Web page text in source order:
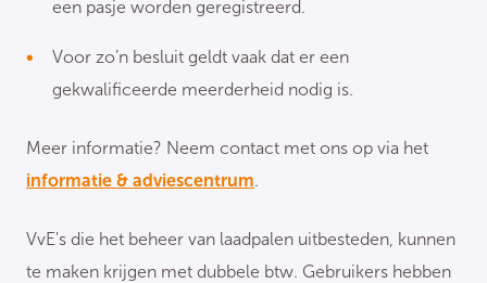
een pasje worden geregistreerd.
Voor zo’n besluit geldt vaak dat er een
gekwalificeerde meerderheid nodig is.
Meer informatie? Neem contact met ons op via het
informatie & adviescentrum.
VvE's die het beheer van laadpalen uitbesteden, kunnen
te maken krijgen met dubbele btw. Gebruikers hebben